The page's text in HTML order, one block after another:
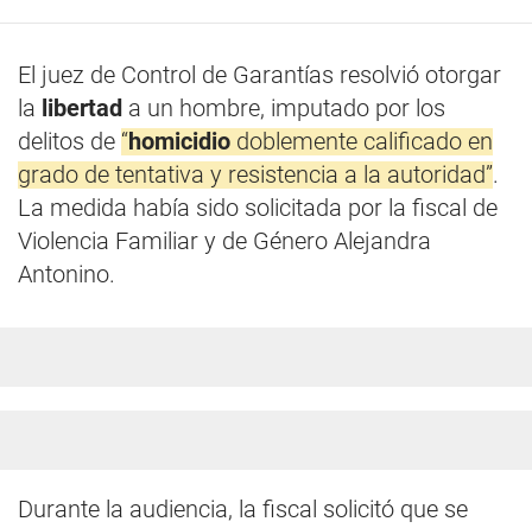
El juez de Control de Garantías resolvió otorgar
la libertad a un hombre, imputado por los
delitos de “homicidio doblemente calificado en
grado de tentativa y resistencia a la autoridad”.
La medida había sido solicitada por la fiscal de
Violencia Familiar y de Género Alejandra
Antonino.
Durante la audiencia, la fiscal solicitó que se